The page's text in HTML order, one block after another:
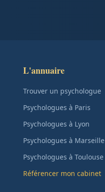
L'annuaire
Trouver un psychologue
Psychologues à Paris
Psychologues à Lyon
Psychologues à Marseille
Psychologues à Toulouse
Référencer mon cabinet